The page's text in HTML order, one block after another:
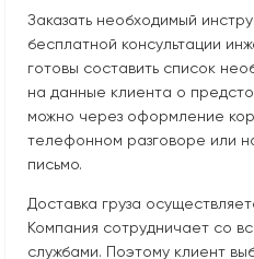
Заказать необходимый
бесплатной консультации
готовы составить список
на данные клиента о
можно через оформление
телефонном разговоре или
письмо.
Доставка груза
Компания сотрудничает со
службами. Поэтому клиент